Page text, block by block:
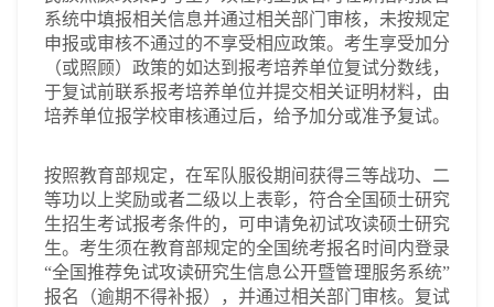
系统中填报相关信息并通过相关部门审核，未按规定
申报或审核不通过的不享受相应政策。考生享受加分
（或照顾）政策的如达到报考培养单位复试分数线，
于复试前联系报考培养单位并提交相关证明材料，由
培养单位报学校审核通过后，给予加分或准予复试。
按照教育部规定，在军队服役期间获得三等战功、二
等功以上奖励或者二级以上表彰，符合全国硕士研究
生招生考试报考条件的，可申请免初试攻读硕士研究
生。考生须在教育部规定的全国统考报名时间内登录
“全国推荐免试攻读研究生信息公开暨管理服务系统”
报名（逾期不得补报），并通过相关部门审核。复试